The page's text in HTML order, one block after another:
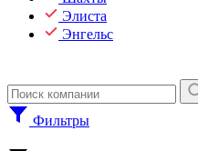
Элиста
Энгельс
Фильтры